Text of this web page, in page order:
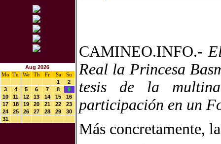
Aug 2026
Mo
Tu We Th Fr Sa
Su
1
2
3
4 5 6 7 8
9
10
11 12 13 14 15
16
17
18 19 20 21 22
23
24
25 26 27 28 29
30
31
CAMINEO.INFO.-
Real la Princesa
tesis de la
participación en un
Más concretamente,